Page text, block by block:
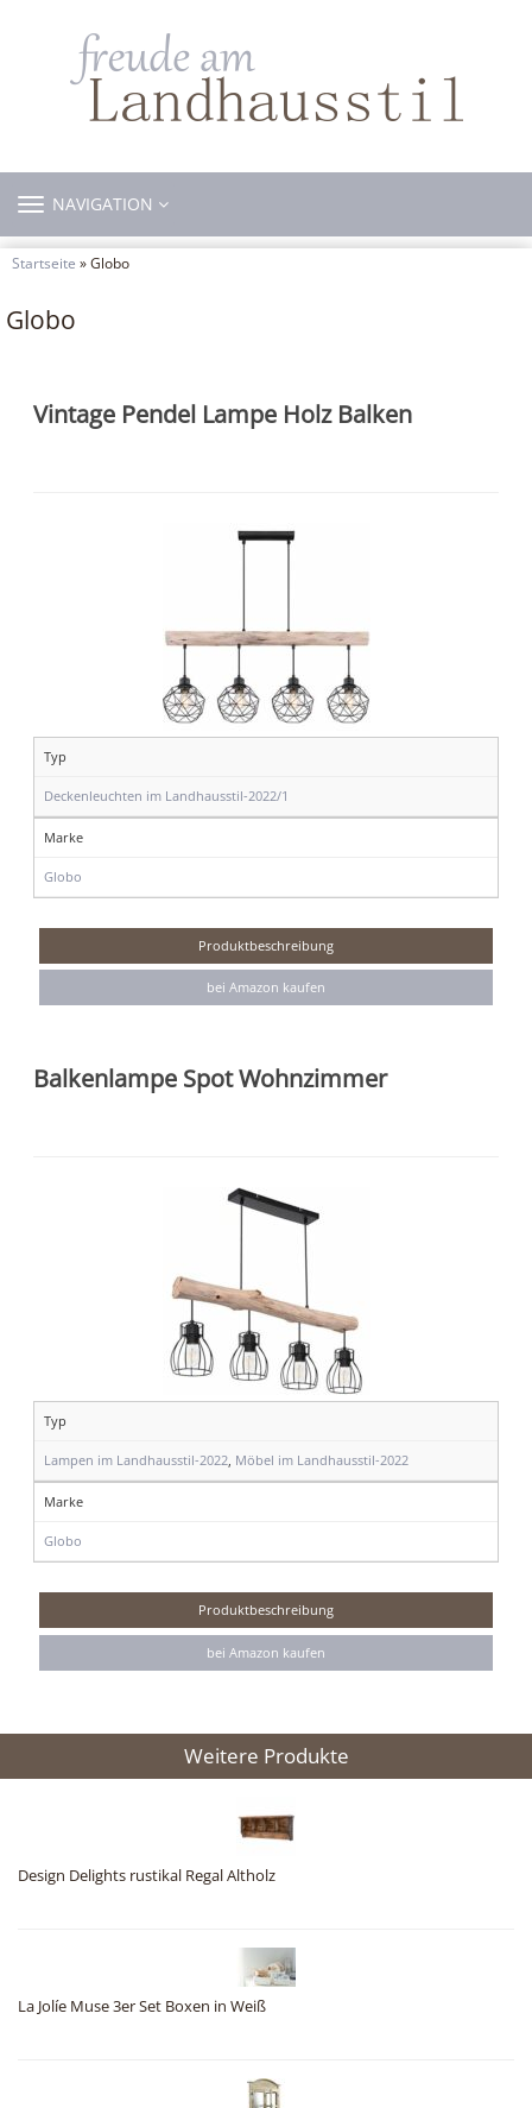
TOGGLE
NAVIGATION
Startseite » Globo
Globo
Vintage Pendel Lampe Holz Balken
Typ
Deckenleuchten im Landhausstil-2022/1
Marke
Globo
Produktbeschreibung
bei Amazon kaufen
Balkenlampe Spot Wohnzimmer
Typ
Lampen im Landhausstil-2022, Möbel im Landhausstil-2022
Marke
Globo
Produktbeschreibung
bei Amazon kaufen
Weitere Produkte
Design Delights rustikal Regal Altholz
La Jolíe Muse 3er Set Boxen in Weiß